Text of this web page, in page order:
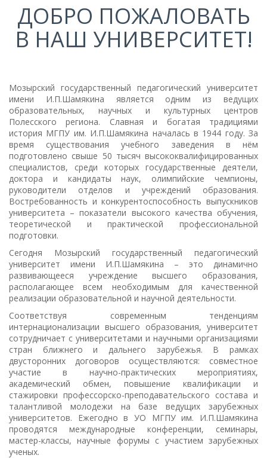
ДОБРО ПОЖАЛОВАТЬ
В НАШ УНИВЕРСИТЕТ!
Мозырский государственный педагогический университет
имени И.П.Шамякина является одним из ведущих
образовательных, научных и культурных центров
Полесского региона. Славная и богатая традициями
история МГПУ им. И.П.Шамякина началась в 1944 году. За
время существования учебного заведения в нём
подготовлено свыше 50 тысяч высококвалифицированных
специалистов, среди которых государственные деятели,
доктора и кандидаты наук, олимпийские чемпионы,
руководители отделов и учреждений образования.
Востребованность и конкурентоспособность выпускников
университета – показатели высокого качества обучения,
теоретической и практической профессиональной
подготовки.
Сегодня Мозырский государственный педагогический
университет имени И.П.Шамякина – это динамично
развивающееся учреждение высшего образования,
располагающее всем необходимым для качественной
реализации образовательной и научной деятельности.
Соответствуя современным тенденциям
интернационализации высшего образования, университет
сотрудничает с университетами и научными организациями
стран ближнего и дальнего зарубежья. В рамках
двусторонних договоров осуществляются: совместное
участие в научно-практических мероприятиях,
академический обмен, повышение квалификации и
стажировки профессорско-преподавательского состава и
талантливой молодежи на базе ведущих зарубежных
университетов. Ежегодно в УО МГПУ им. И.П.Шамякина
проводятся международные конференции, семинары,
мастер-классы, научные форумы с участием зарубежных
ученых.